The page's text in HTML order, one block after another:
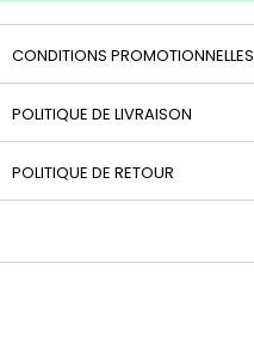
CONDITIONS PROMOTIONNELLES
POLITIQUE DE LIVRAISON
POLITIQUE DE RETOUR